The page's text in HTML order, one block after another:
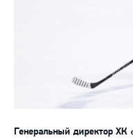
Генеральный директор